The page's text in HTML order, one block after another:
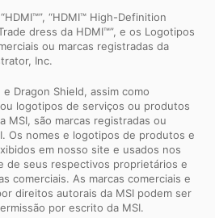
“HDMI™ High-Definition
dress da HDMI™”, e os Logotipos
ou marcas registradas da
Inc.
e Dragon Shield, assim como
logotipos de serviços ou produtos
MSI, são marcas registradas ou
Os nomes e logotipos de produtos e
em nosso site e usados ​​nos
de seus respectivos proprietários e
comerciais. As marcas comerciais e
direitos autorais da MSI podem ser
por escrito da MSI.